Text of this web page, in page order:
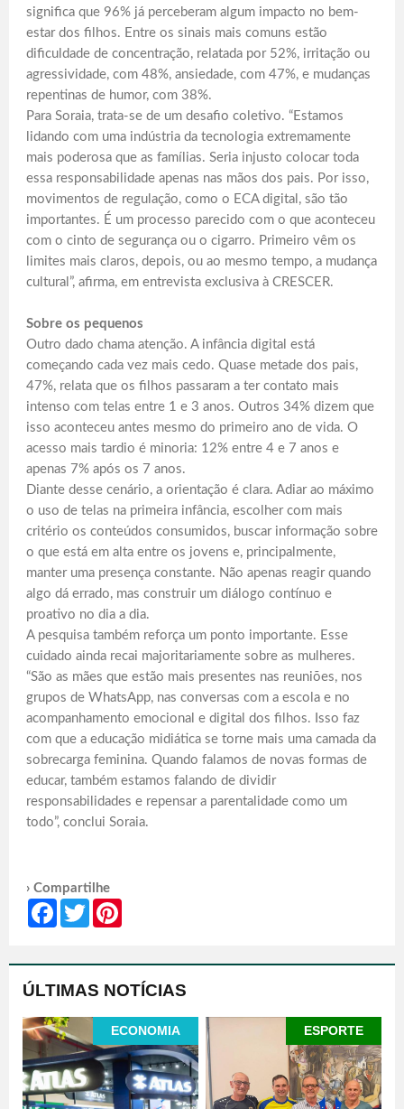
significa que 96% já perceberam algum impacto no bem-
estar dos filhos. Entre os sinais mais comuns estão
dificuldade de concentração, relatada por 52%, irritação ou
agressividade, com 48%, ansiedade, com 47%, e mudanças
repentinas de humor, com 38%.
Para Soraia, trata-se de um desafio coletivo. “Estamos
lidando com uma indústria da tecnologia extremamente
mais poderosa que as famílias. Seria injusto colocar toda
essa responsabilidade apenas nas mãos dos pais. Por isso,
movimentos de regulação, como o ECA digital, são tão
importantes. É um processo parecido com o que aconteceu
com o cinto de segurança ou o cigarro. Primeiro vêm os
limites mais claros, depois, ou ao mesmo tempo, a mudança
cultural”, afirma, em entrevista exclusiva à CRESCER.
Sobre os pequenos
Outro dado chama atenção. A infância digital está
começando cada vez mais cedo. Quase metade dos pais,
47%, relata que os filhos passaram a ter contato mais
intenso com telas entre 1 e 3 anos. Outros 34% dizem que
isso aconteceu antes mesmo do primeiro ano de vida. O
acesso mais tardio é minoria: 12% entre 4 e 7 anos e
apenas 7% após os 7 anos.
Diante desse cenário, a orientação é clara. Adiar ao máximo
o uso de telas na primeira infância, escolher com mais
critério os conteúdos consumidos, buscar informação sobre
o que está em alta entre os jovens e, principalmente,
manter uma presença constante. Não apenas reagir quando
algo dá errado, mas construir um diálogo contínuo e
proativo no dia a dia.
A pesquisa também reforça um ponto importante. Esse
cuidado ainda recai majoritariamente sobre as mulheres.
“São as mães que estão mais presentes nas reuniões, nos
grupos de WhatsApp, nas conversas com a escola e no
acompanhamento emocional e digital dos filhos. Isso faz
com que a educação midiática se torne mais uma camada da
sobrecarga feminina. Quando falamos de novas formas de
educar, também estamos falando de dividir
responsabilidades e repensar a parentalidade como um
todo”, conclui Soraia.
› Compartilhe
FacebookTwitter
ÚLTIMAS NOTÍCIAS
ECONOMIA ESPORTE